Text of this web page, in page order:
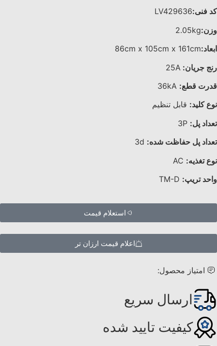
کد فنی:LV429636
وزن:2.05kg
ابعاد:86cm x 105cm x 161cm
رنج جریان: 25A
قدرت قطع:
نوع کلید: قابل تنظیم
تعداد پل:
تعداد پل حفاظت شده:
نوع تغذیه:
واحد تریپ:
استعلام قیمت
اعلام قیمت ارزان تر
امتیاز محصول:
ارسال سریع
کیفیت تایید شده